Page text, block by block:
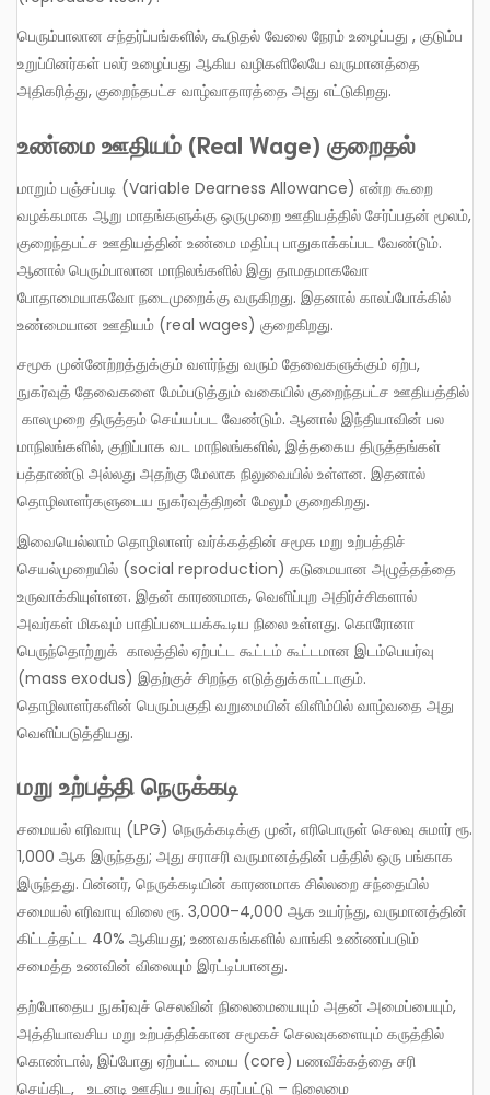
பெரும்பாலான சந்தர்ப்பங்களில், கூடுதல் வேலை நேரம் உழைப்பது , குடும்ப
உறுப்பினர்கள் பலர் உழைப்பது ஆகிய வழிகளிலேயே வருமானத்தை
அதிகரித்து, குறைந்தபட்ச வாழ்வாதாரத்தை அது எட்டுகிறது.
உண்மை ஊதியம் (Real Wage) குறைதல்
மாறும் பஞ்சப்படி (Variable Dearness Allowance) என்ற கூறை
வழக்கமாக ஆறு மாதங்களுக்கு ஒருமுறை ஊதியத்தில் சேர்ப்பதன் மூலம்,
குறைந்தபட்ச ஊதியத்தின் உண்மை மதிப்பு பாதுகாக்கப்பட வேண்டும்.
ஆனால் பெரும்பாலான மாநிலங்களில் இது தாமதமாகவோ
போதாமையாகவோ நடைமுறைக்கு வருகிறது. இதனால் காலப்போக்கில்
உண்மையான ஊதியம் (real wages) குறைகிறது.
சமூக முன்னேற்றத்துக்கும் வளர்ந்து வரும் தேவைகளுக்கும் ஏற்ப,
நுகர்வுத் தேவைகளை மேம்படுத்தும் வகையில் குறைந்தபட்ச ஊதியத்தில்
காலமுறை திருத்தம் செய்யப்பட வேண்டும். ஆனால் இந்தியாவின் பல
மாநிலங்களில், குறிப்பாக வட மாநிலங்களில், இத்தகைய திருத்தங்கள்
பத்தாண்டு அல்லது அதற்கு மேலாக நிலுவையில் உள்ளன. இதனால்
தொழிலாளர்களுடைய நுகர்வுத்திறன் மேலும் குறைகிறது.
இவையெல்லாம் தொழிலாளர் வர்க்கத்தின் சமூக மறு உற்பத்திச்
செயல்முறையில் (social reproduction) கடுமையான அழுத்தத்தை
உருவாக்கியுள்ளன. இதன் காரணமாக, வெளிப்புற அதிர்ச்சிகளால்
அவர்கள் மிகவும் பாதிப்படையக்கூடிய நிலை உள்ளது. கொரோனா
பெருந்தொற்றுக் காலத்தில் ஏற்பட்ட கூட்டம் கூட்டமான இடம்பெயர்வு
(mass exodus) இதற்குச் சிறந்த எடுத்துக்காட்டாகும்.
தொழிலாளர்களின் பெரும்பகுதி வறுமையின் விளிம்பில் வாழ்வதை அது
வெளிப்படுத்தியது.
மறு உற்பத்தி நெருக்கடி
சமையல் எரிவாயு (LPG) நெருக்கடிக்கு முன், எரிபொருள் செலவு சுமார் ரூ.
1,000 ஆக இருந்தது; அது சராசரி வருமானத்தின் பத்தில் ஒரு பங்காக
இருந்தது. பின்னர், நெருக்கடியின் காரணமாக சில்லறை சந்தையில்
சமையல் எரிவாயு விலை ரூ. 3,000–4,000 ஆக உயர்ந்து, வருமானத்தின்
கிட்டத்தட்ட 40% ஆகியது; உணவகங்களில் வாங்கி உண்ணப்படும்
சமைத்த உணவின் விலையும் இரட்டிப்பானது.
தற்போதைய நுகர்வுச் செலவின் நிலைமையையும் அதன் அமைப்பையும்,
அத்தியாவசிய மறு உற்பத்திக்கான சமூகச் செலவுகளையும் கருத்தில்
கொண்டால், இப்போது ஏற்பட்ட மைய (core) பணவீக்கத்தை சரி
செய்திட, உடனடி ஊதிய உயர்வு தரப்பட்டு – நிலைமை